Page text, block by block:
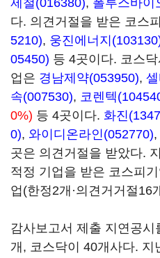
제철(016380), 폴루스바이
다. 의견거절을 받은 코스
5210), 웅진에너지
05450) 등 4곳이다. 코스
업은 경남제약(053950),
속(007530), 코렌텍
0%) 등 4곳이다. 화진
0), 와이디온라인(052770),
곳은 의견거절을 받았다.
적정 기업을 받은 코스피
업(한정2개·의견거거절16
감사보고서 제출 지연공
개, 코스닥이 40개사다. 지